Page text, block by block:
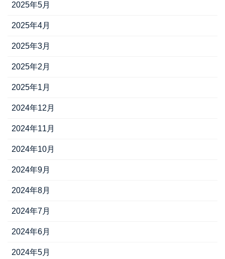
2025年5月
2025年4月
2025年3月
2025年2月
2025年1月
2024年12月
2024年11月
2024年10月
2024年9月
2024年8月
2024年7月
2024年6月
2024年5月